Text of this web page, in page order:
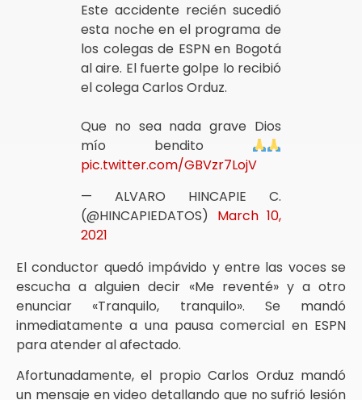
Este accidente recién sucedió
esta noche en el programa de
los colegas de ESPN en Bogotá
al aire. El fuerte golpe lo recibió
el colega Carlos Orduz.
Que no sea nada grave Dios
mío bendito
pic.twitter.com/GBVzr7LojV
— ALVARO HINCAPIE C.
(@HINCAPIEDATOS) March 10,
2021
El conductor quedó impávido y entre las voces se
escucha a alguien decir «Me reventé» y a otro
enunciar «Tranquilo, tranquilo». Se mandó
inmediatamente a una pausa comercial en ESPN
para atender al afectado.
Afortunadamente, el propio Carlos Orduz mandó
un mensaje en video detallando que no sufrió lesión